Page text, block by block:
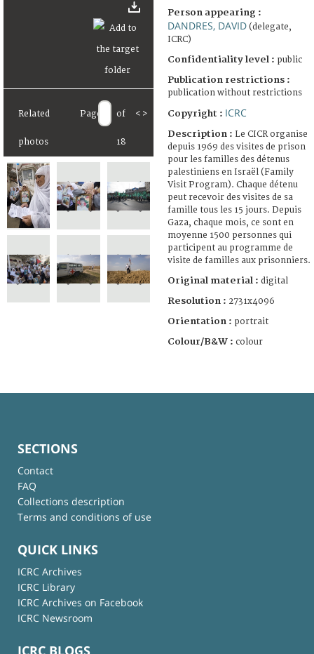
Related
photos
Page of
18
< >
Person appearing :
DANDRES, DAVID (delegate,
ICRC)
Confidentiality level : public
Publication restrictions :
publication without restrictions
Copyright : ICRC
Description : Le CICR organise
depuis 1969 des visites de prison
pour les familles des détenus
palestiniens en Israël (Family
Visit Program). Chaque détenu
peut recevoir des visites de sa
famille tous les 15 jours. Depuis
Gaza, chaque mois, ce sont en
moyenne 1500 personnes qui
participent au programme de
visite de familles aux prisonniers.
Original material : digital
Resolution : 2731x4096
Orientation : portrait
Colour/B&W : colour
SECTIONS
Contact
FAQ
Collections description
Terms and conditions of use
QUICK LINKS
ICRC Archives
ICRC Library
ICRC Archives on Facebook
ICRC Newsroom